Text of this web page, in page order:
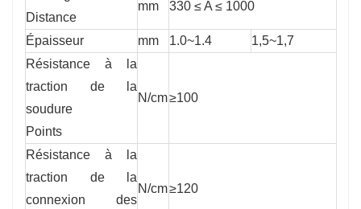
Distance
mm 330 ≤ A ≤ 1000
Épaisseur mm 1.0~1.4
1,5~1,7
Résistance à la
traction de la
soudure
Points
N/cm≥100
Résistance à la
traction de la
connexion des
N/cm≥120